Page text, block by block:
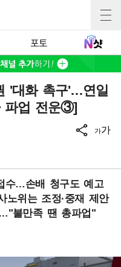
포토
'대화 촉구'…연일
파업 전운③]
가가
수…손배 청구도 예고
노위는 조정·중재 제안
불만족 땐 총파업"